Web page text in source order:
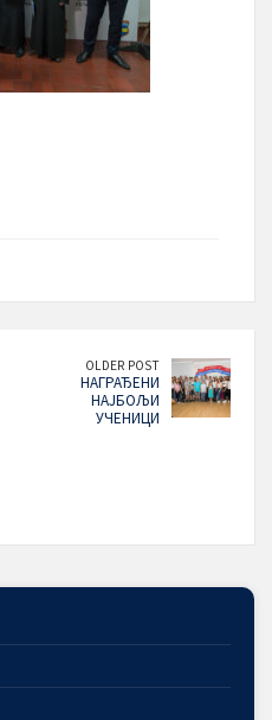
OLDER POST
НАГРАЂЕНИ
НАЈБОЉИ
УЧЕНИЦИ